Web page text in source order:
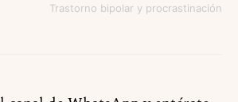
Trastorno bipolar y procrastinación